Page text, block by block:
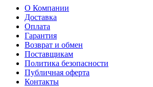
О Компании
Доставка
Оплата
Гарантия
Возврат и обмен
Поставщикам
Политика безопасности
Публичная оферта
Контакты